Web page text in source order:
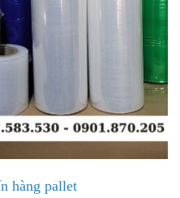
hàng pallet